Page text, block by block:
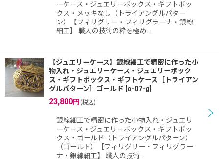
ーケース・ジュエリーボックス・ギフトボッ
クス・メッキなし（トライアングルパター
ン）【フィリグリー・フィリグラーナ・銀線
細工】 職人の技術の粋を極め…
【ジュエリーケース】銀線細工で精密に作った小
物入れ・ジュエリーケース・ジュエリーボック
ス・ギフトボックス・ギフトケース［トライアン
グルパターン］ゴールド o-07-g
23,800円 (税込)
銀線細工で精密に作った小物入れ・ジュエリ
ーケース・ジュエリーボックス・ギフトボッ
クス・ゴールド（トライアングルパターン）
（ゴールド）【フィリグリー・フィリグラー
ナ・銀線細工】 職人の技術…